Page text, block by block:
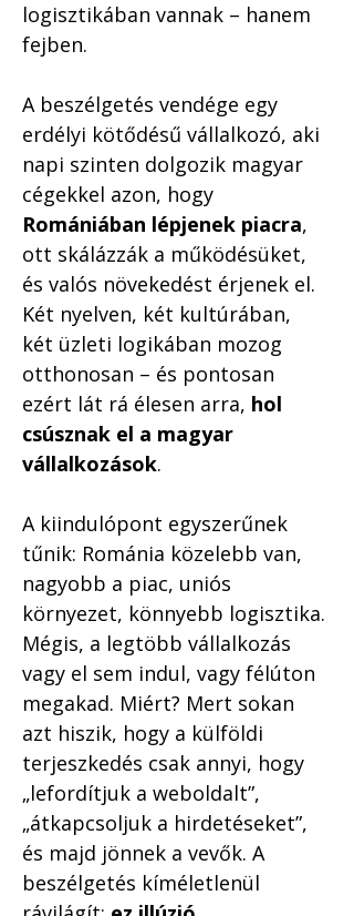
logisztikában vannak – hanem
fejben.
A beszélgetés vendége egy
erdélyi kötődésű vállalkozó, aki
napi szinten dolgozik magyar
cégekkel azon, hogy
Romániában lépjenek piacra,
ott skálázzák a működésüket,
és valós növekedést érjenek el.
Két nyelven, két kultúrában,
két üzleti logikában mozog
otthonosan – és pontosan
ezért lát rá élesen arra, hol
csúsznak el a magyar
vállalkozások.
A kiindulópont egyszerűnek
tűnik: Románia közelebb van,
nagyobb a piac, uniós
környezet, könnyebb logisztika.
Mégis, a legtöbb vállalkozás
vagy el sem indul, vagy félúton
megakad. Miért? Mert sokan
azt hiszik, hogy a külföldi
terjeszkedés csak annyi, hogy
„lefordítjuk a weboldalt”,
„átkapcsoljuk a hirdetéseket”,
és majd jönnek a vevők. A
beszélgetés kíméletlenül